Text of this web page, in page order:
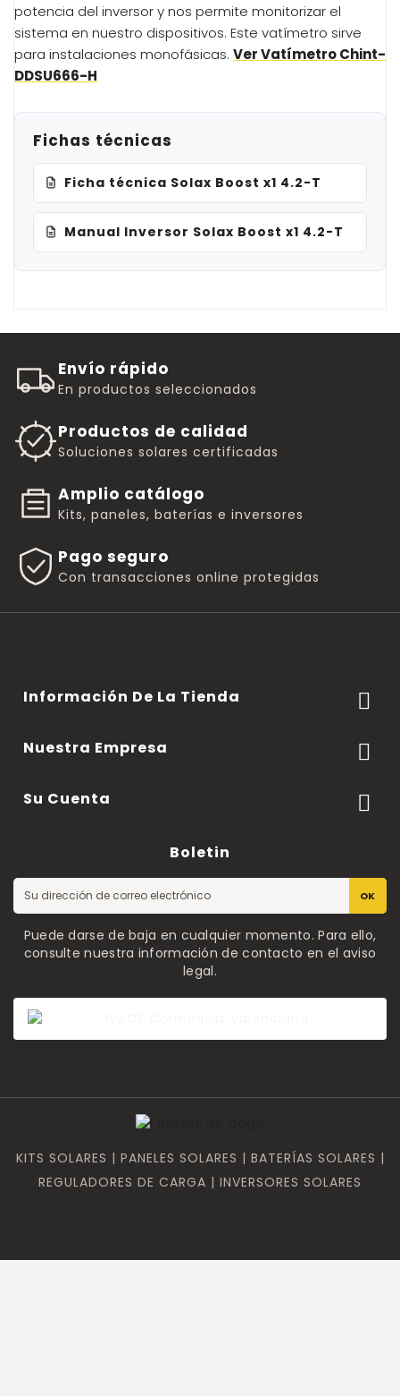
potencia del inversor y nos permite monitorizar el
sistema en nuestro dispositivos. Este vatímetro sirve
para instalaciones monofásicas. Ver Vatímetro Chint-
DDSU666-H
Fichas técnicas
Ficha técnica Solax Boost x1 4.2-T
Manual Inversor Solax Boost x1 4.2-T
Envío rápido
En productos seleccionados
Productos de calidad
Soluciones solares certificadas
Amplio catálogo
Kits, paneles, baterías e inversores
Pago seguro
Con transacciones online protegidas
Información De La Tienda 
Nuestra Empresa 
Su Cuenta 
Boletin
OK
Puede darse de baja en cualquier momento. Para ello,
consulte nuestra información de contacto en el aviso
legal.
KITS SOLARES | PANELES SOLARES | BATERÍAS SOLARES |
REGULADORES DE CARGA | INVERSORES SOLARES